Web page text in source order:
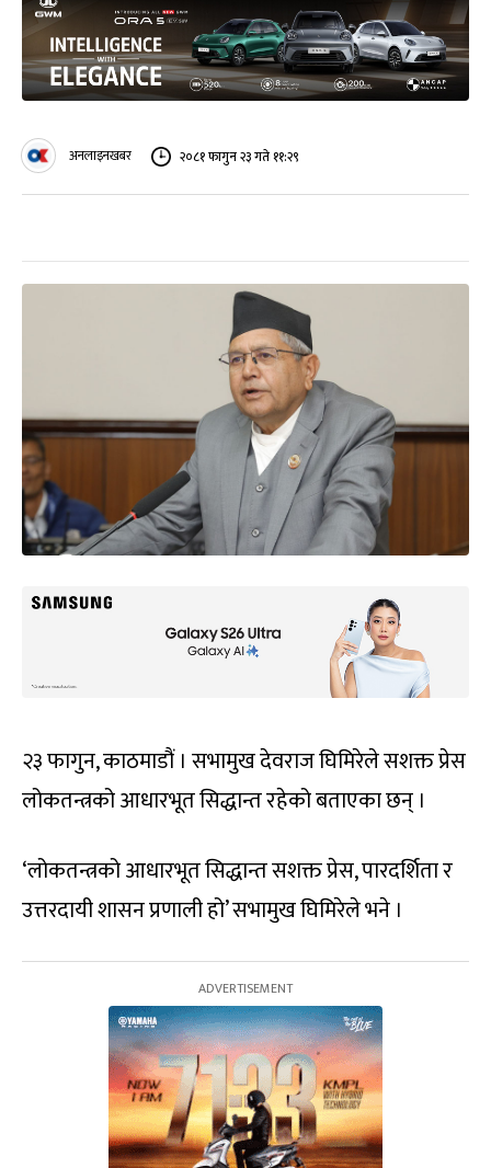
अनलाइनखबर २०८१ फागुन २३ गते ११:२९
२३ फागुन, काठमाडौं । सभामुख देवराज घिमिरेले सशक्त प्रेस
लोकतन्त्रको आधारभूत सिद्धान्त रहेको बताएका छन् ।
‘लोकतन्त्रको आधारभूत सिद्धान्त सशक्त प्रेस, पारदर्शिता र
उत्तरदायी शासन प्रणाली हो’ सभामुख घिमिरेले भने ।